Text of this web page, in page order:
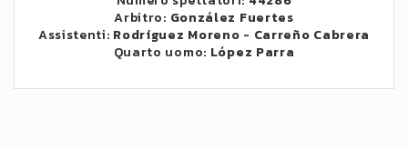
Arbitro: González Fuertes
Assistenti: Rodríguez Moreno - Carreño Cabrera
Quarto uomo: López Parra